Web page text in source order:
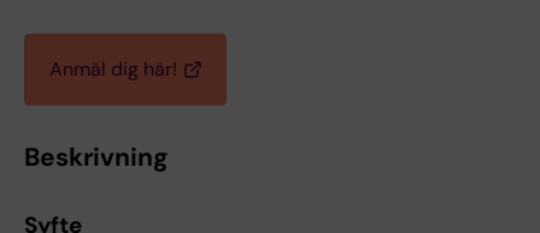
Anmäl dig här!
Beskrivning
Syfte